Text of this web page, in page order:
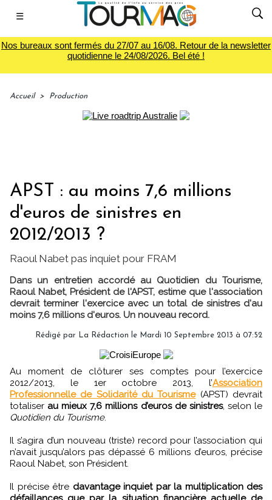
☰
Nos bureaux sont fermés du 27/07 au 16/08. Retour de la newsletter
quotidienne le 24/08/2026. Bel été !
Accueil > Production
APST : au moins 7,6 millions
d'euros de sinistres en
2012/2013 ?
Raoul Nabet pas inquiet pour FRAM
Dans un entretien accordé au Quotidien du Tourisme,
Raoul Nabet, Président de l'APST, estime que l'association
devrait terminer l'exercice avec un total de sinistres d'au
moins 7,6 millions d'euros. Un nouveau record.
Rédigé par La Rédaction le Mardi 10 Septembre 2013 à 07:52
Au moment de clôturer ses comptes pour l’exercice
2012/2013, le 1er octobre 2013, l’Association
Professionnelle de Solidarité du Tourisme(APST) devrait
totaliser au mieux 7,6 millions d’euros de sinistres, selon le
Quotidien du Tourisme.
Il s’agira d’un nouveau (triste) record pour l’association qui
n’avait jusqu’alors pas dépassé 6 millions d’euros, précise
Raoul Nabet, son Président.
Il précise être davantage inquiet par la multiplication des